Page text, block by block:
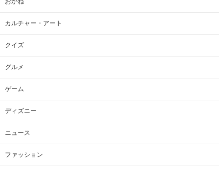
カルチャー・アート
クイズ
グルメ
ゲーム
ディズニー
ニュース
ファッション